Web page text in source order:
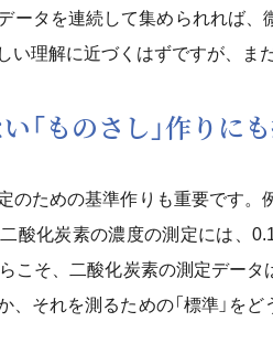
ータを連続して集められれば
い理解に近づくはずですが、ま
「ものさし」作りに
のための基準作りも重要です。
酸化炭素の濃度の測定には、
らこそ、二酸化炭素の測定デー
、それを測るための「標準」を